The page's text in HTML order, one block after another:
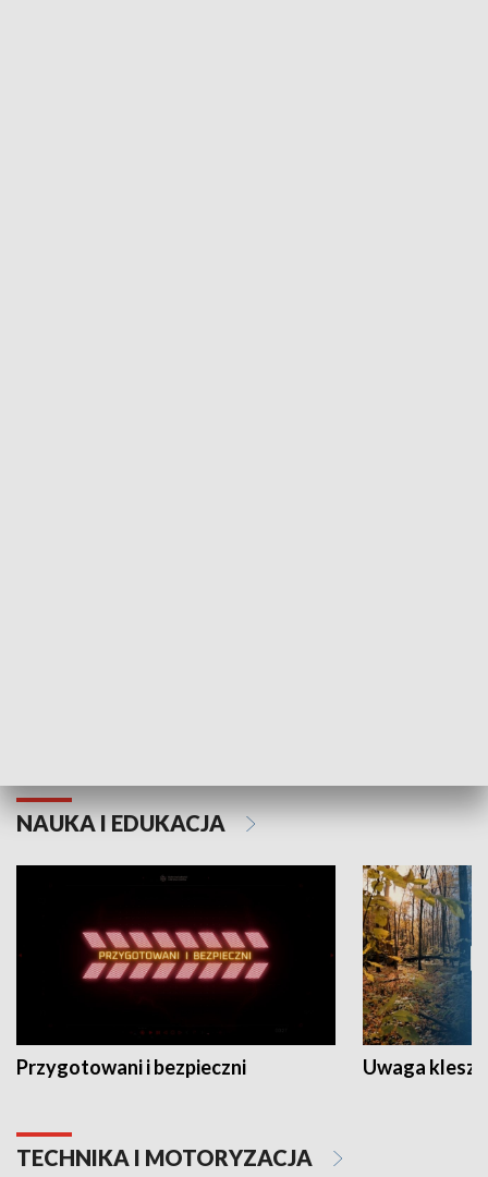
NAUKA I EDUKACJA
Przygotowani i bezpieczni Uwaga
TECHNIKA I MOTORYZACJA